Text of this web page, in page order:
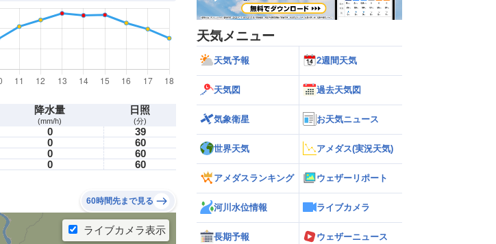
降水量
(mm/h)
日照
(分)
0
39
0
60
0
60
0 60
60時間先まで見る
天気メニュー
天気予報 2週間天気
天気図 過去天気図
気象衛星 お天気ニュース
世界天気 アメダス(実況天気)
アメダスランキング ウェザーリポート
河川水位情報 ライブカメラ
長期予報
ウェザーニュース